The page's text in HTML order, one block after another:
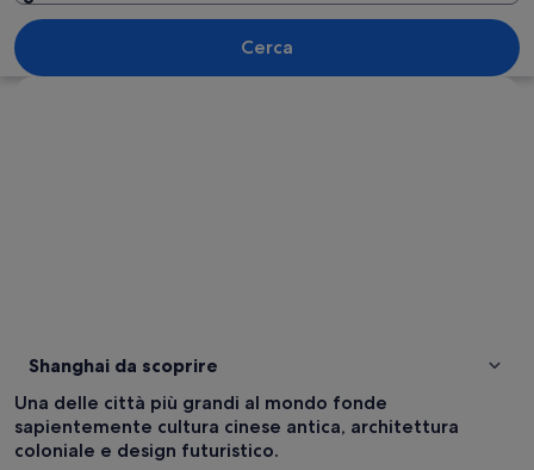
Un cortile cinese tradizionale con
Cerca
Shanghai da scoprire
Una delle città più grandi al mondo fonde
sapientemente cultura cinese antica, architettura
coloniale e design futuristico.